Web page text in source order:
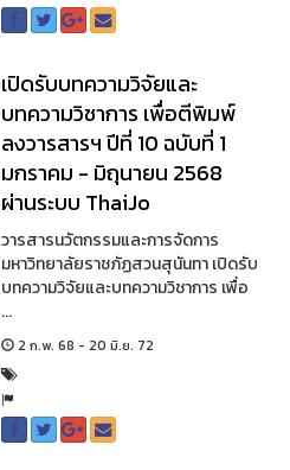
เปิดรับบทความวิจัยและ
บทความวิชาการ เพื่อตีพิมพ์
ลงวารสารฯ ปีที่ 10 ฉบับที่ 1
มกราคม - มิถุนายน 2568
ผ่านระบบ ThaiJo
วารสารนวัตกรรมและการจัดการ
มหาวิทยาลัยราชภัฏสวนสุนันทา เปิดรับ
บทความวิจัยและบทความวิชาการ เพื่อ
...
2 ก.พ. 68 - 20 มิ.ย. 72